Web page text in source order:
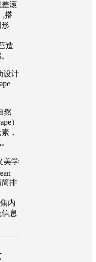
差滚
,搭
形
造
设计
然
）
，
美学
简排
内
息